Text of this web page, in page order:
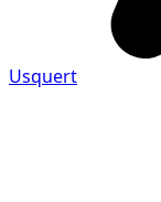
Usquert